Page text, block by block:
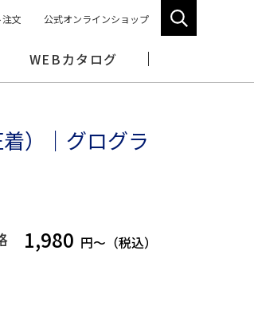
WEBカタログ
文 公式オンラインショップ
）｜グログラ
1,980 円～（税込）